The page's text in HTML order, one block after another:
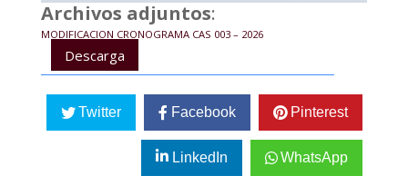
Archivos adjuntos:
MODIFICACION CRONOGRAMA CAS 003 – 2026
Descarga
Twitter Facebook Pinterest
LinkedIn WhatsApp